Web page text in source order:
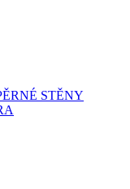
STĚNY